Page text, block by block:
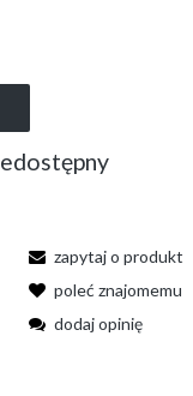
zapytaj o produkt
poleć znajomemu
dodaj opinię